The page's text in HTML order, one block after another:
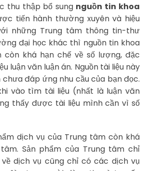
thu thập bổ sung nguồn tin khoa
tiến hành thường xuyên và hiệu
những Trung tâm thông tin-thư
đại học khác thì nguồn tin khoa
còn khá hạn chế về số lượng, đặc
luận văn luận án. Nguồn tài liệu này
đáp ứng nhu cầu của bạn đọc.
vào tìm tài liệu (nhất là luận văn
thấy được tài liệu mình cần vì số
dịch vụ của Trung tâm còn khá
Sản phẩm của Trung tâm chỉ
dịch vụ cũng chỉ có các dịch vụ